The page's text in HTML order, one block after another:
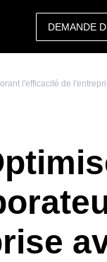
日
DEMANDE
l'efficacité de